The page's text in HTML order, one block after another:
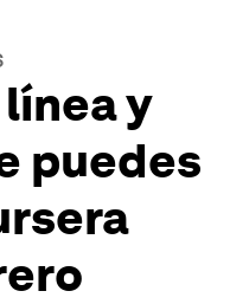
y
puedes